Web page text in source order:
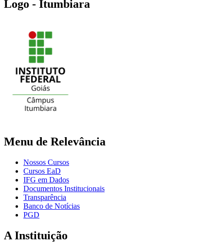
Logo - Itumbiara
Menu de Relevância
Nossos Cursos
Cursos EaD
IFG em Dados
Documentos Institucionais
Transparência
Banco de Notícias
PGD
A Instituição